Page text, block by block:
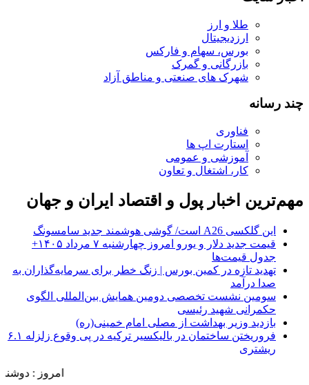
طلا و ارز
ارزدیجیتال
بورس، سهام و فارکس
بازرگانی و گمرک
شهرک های صنعتی و مناطق آزاد
چند رسانه
فناوری
استارت اپ ها
آموزشی و عمومی
کار، اشتغال و تعاون
مهم‌ترین اخبار پول و اقتصاد ایران و جهان
این گلکسی A26 است/ گوشی هوشمند جدید سامسونگ
قیمت جدید دلار و یورو امروز چهارشنبه ۷ مرداد ۱۴۰۵+
جدول قیمت‌ها
تهدید تازه در کمین بورس | زنگ خطر برای سرمایه‌گذاران به
صدا درآمد
سومین نشست تخصصی دومین همایش بین‌المللی الگوی
حکمرانی شهید رئیسی
بازدید وزیر بهداشت از مصلی امام خمینی(ره)
فروریختن ساختمان در بالیکسیر ترکیه در پی وقوع زلزله ۶.۱
ریشتری
امروز : دوشنبه, ۱۹ مرداد , ۱۴۰۵ .::. برابر با : Monday, 10 August , 2026 .::. اخبار منتشر شده : 7 خبر